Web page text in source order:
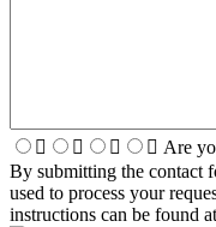
Are
By submitting the contact
used to process your
instructions can be found